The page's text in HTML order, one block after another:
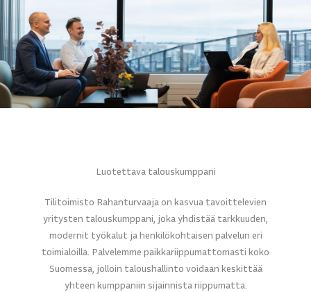
Luotettava talouskumppani
Tilitoimisto Rahanturvaaja on kasvua tavoittelevien
yritysten talouskumppani, joka yhdistää tarkkuuden,
modernit työkalut ja henkilökohtaisen palvelun eri
toimialoilla. Palvelemme paikkariippumattomasti koko
Suomessa, jolloin taloushallinto voidaan keskittää
yhteen kumppaniin sijainnista riippumatta.